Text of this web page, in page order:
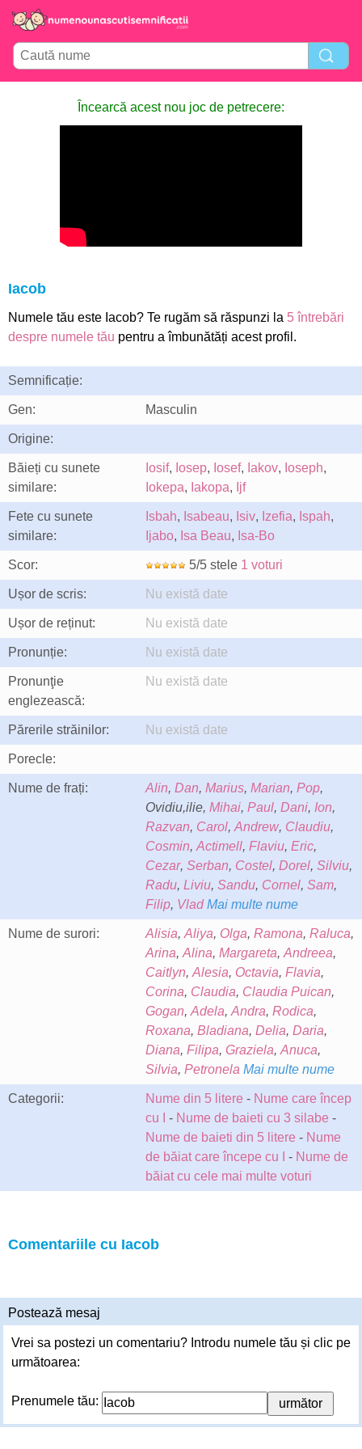
Încearcă acest nou joc de petrecere:
Iacob
Numele tău este Iacob? Te rugăm să răspunzi la 5 întrebări
despre numele tău pentru a îmbunătăți acest profil.
Semnificație:
Gen: Masculin
Origine:
Băieți cu sunete
similare:
Iosif, Iosep, Iosef, Iakov, Ioseph,
Iokepa, Iakopa, Ijf
Fete cu sunete
similare:
Isbah, Isabeau, Isiv, Izefia, Ispah,
Ijabo, Isa Beau, Isa-Bo
Scor: 5/5 stele 1 voturi
Ușor de scris: Nu există date
Ușor de reținut: Nu există date
Pronunție: Nu există date
Pronunţie
englezească:
Nu există date
Părerile străinilor: Nu există date
Porecle:
Nume de frați: Alin, Dan, Marius, Marian, Pop,
Ovidiu,ilie, Mihai, Paul, Dani, Ion,
Razvan, Carol, Andrew, Claudiu,
Cosmin, Actimell, Flaviu, Eric,
Cezar, Serban, Costel, Dorel, Silviu,
Radu, Liviu, Sandu, Cornel, Sam,
Filip, Vlad Mai multe nume
Nume de surori: Alisia, Aliya, Olga, Ramona, Raluca,
Arina, Alina, Margareta, Andreea,
Caitlyn, Alesia, Octavia, Flavia,
Corina, Claudia, Claudia Puican,
Gogan, Adela, Andra, Rodica,
Roxana, Bladiana, Delia, Daria,
Diana, Filipa, Graziela, Anuca,
Silvia, Petronela Mai multe nume
Categorii: Nume din 5 litere - Nume care încep
cu I
- Nume de baieti cu 3 silabe -
Nume de baieti din 5 litere - Nume
de băiat care începe cu I
- Nume de
băiat cu cele mai multe voturi
Comentariile cu Iacob
Postează mesaj
Vrei sa postezi un comentariu? Introdu numele tău și clic pe
următoarea:
Prenumele tău: